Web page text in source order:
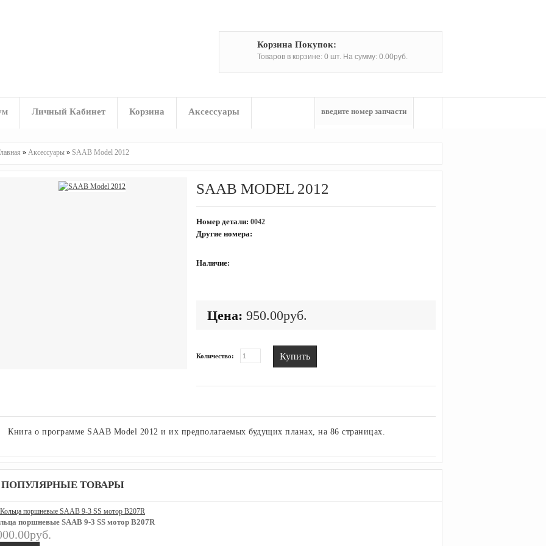
Корзина Покупок:
Товаров в корзине: 0 шт. На сумму: 0.00руб.
Личный Кабинет Корзина Аксессуары
» Аксессуары » SAAB Model 2012
SAAB MODEL 2012
Номер детали: 0042
Другие номера:
Наличие:
Цена: 950.00руб.
Количество: Купить
Книга о программе SAAB Model 2012 и их предполагаемых будущих планах, на 86 страницах.
ПОПУЛЯРНЫЕ ТОВАРЫ
поршневые SAAB 9-3 SS мотор B207R